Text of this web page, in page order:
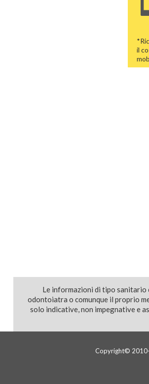
il
Le informazioni di tipo sanitario
odontoiatra o comunque il proprio
solo indicative, non impegnative e
Copyright©